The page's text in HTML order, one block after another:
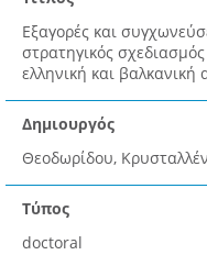
Εξαγορές και
στρατηγικός
ελληνική και βαλκανική
Δημιουργός
Θεοδωρίδου,
Τύπος
doctoral